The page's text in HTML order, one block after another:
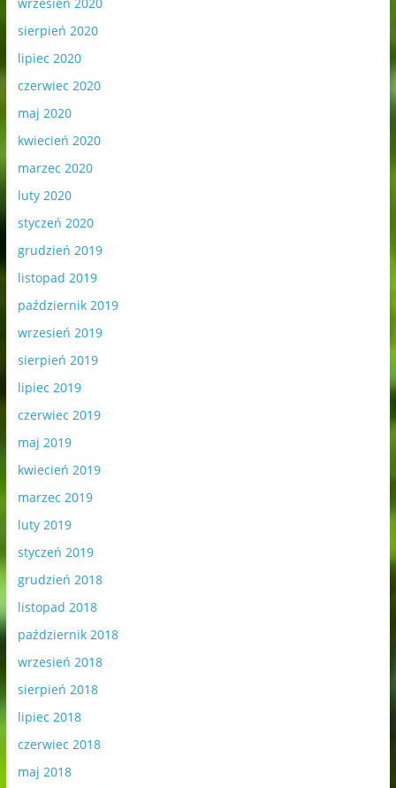
sierpień 2020
lipiec 2020
czerwiec 2020
maj 2020
kwiecień 2020
marzec 2020
luty 2020
styczeń 2020
grudzień 2019
listopad 2019
październik 2019
wrzesień 2019
sierpień 2019
lipiec 2019
czerwiec 2019
maj 2019
kwiecień 2019
marzec 2019
luty 2019
styczeń 2019
grudzień 2018
listopad 2018
październik 2018
wrzesień 2018
sierpień 2018
lipiec 2018
czerwiec 2018
maj 2018